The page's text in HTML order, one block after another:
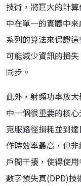
技術，將巨大的計
中在單一的實體中
系列的算法來保證
可能減少資訊的損
同步。
此外，射頻功率放
中一個很重要的核
克服路徑損耗並到
作時效率最高，但
戶間干擾，使得使
數字預失真(DPD)技